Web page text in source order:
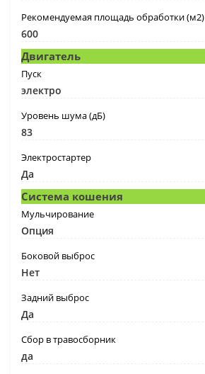
Рекомендуемая площадь обработки (м2)
600
Двигатель
Пуск
электро
Уровень шума (дБ)
83
Электростартер
Да
Система кошения
Мульчирование
Опция
Боковой выброс
Нет
Задний выброс
Да
Сбор в травосборник
да